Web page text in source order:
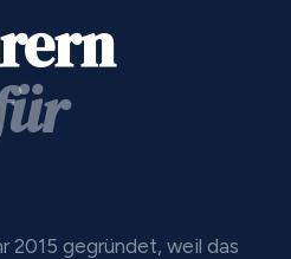
2015 gegründet, weil das